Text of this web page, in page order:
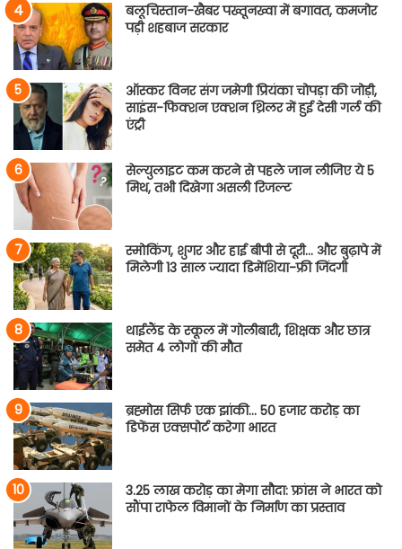
बलूचिस्तान-खैबर पख्तूनख्वा में बगावत, कमजोर
पड़ी शहबाज सरकार
ऑस्कर विनर संग जमेगी प्रियंका चोपड़ा की जोड़ी,
साइंस-फिक्शन एक्शन थ्रिलर में हुई देसी गर्ल की
एंट्री
सेल्युलाइट कम करने से पहले जान लीजिए ये 5
मिथ, तभी दिखेगा असली रिजल्ट
स्मोकिंग, शुगर और हाई बीपी से दूरी… और बुढ़ापे में
मिलेगी 13 साल ज्यादा डिमेंशिया-फ्री जिंदगी
थाईलैंड के स्कूल में गोलीबारी, शिक्षक और छात्र
समेत 4 लोगों की मौत
ब्रह्मोस सिर्फ एक झांकी… 50 हजार करोड़ का
डिफेंस एक्सपोर्ट करेगा भारत
3.25 लाख करोड़ का मेगा सौदा: फ्रांस ने भारत को
सौंपा राफेल विमानों के निर्माण का प्रस्ताव